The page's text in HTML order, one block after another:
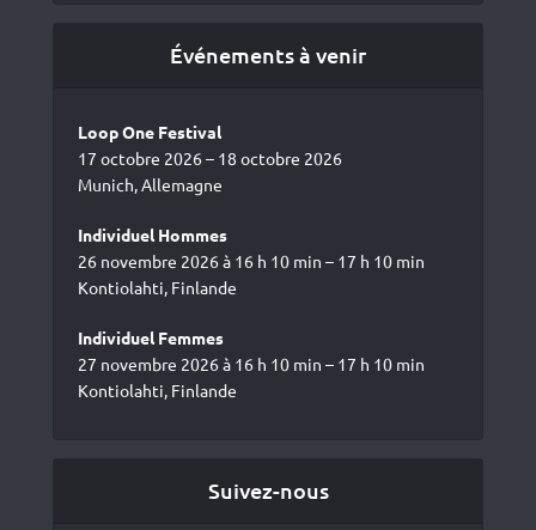
Événements à venir
Loop One Festival
17 octobre 2026 – 18 octobre 2026
Munich, Allemagne
Individuel Hommes
26 novembre 2026 à 16 h 10 min – 17 h 10 min
Kontiolahti, Finlande
Individuel Femmes
27 novembre 2026 à 16 h 10 min – 17 h 10 min
Kontiolahti, Finlande
Suivez-nous